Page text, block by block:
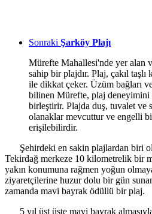
Sonraki Şarköy Plajı
Mürefte Mahallesi'nde yer alan
sahip bir plajdır. Plaj, çakıl taşlı
ile dikkat çeker. Üzüm bağları
bilinen Mürefte, plaj
birleştirir. Plajda duş, tuvalet ve
olanaklar mevcuttur ve engelli
erişilebilirdir.
Şehirdeki en sakin plajlardan biri
Tekirdağ merkeze 10 kilometrelik bir
yakın konumuna rağmen yoğun
ziyaretçilerine huzur dolu bir gün
zamanda mavi bayrak ödüllü bir plaj.
5 yıl üst üste mavi bayrak